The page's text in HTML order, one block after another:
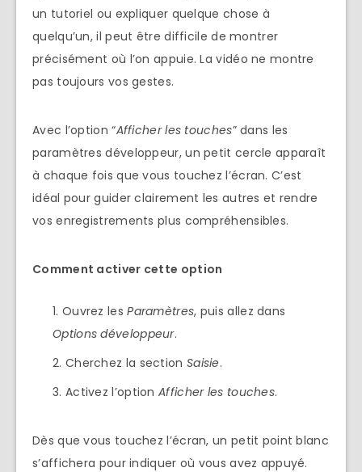
un tutoriel ou expliquer quelque chose à
quelqu’un, il peut être difficile de montrer
précisément où l’on appuie. La vidéo ne montre
pas toujours vos gestes.
Avec l’option “Afficher les touches” dans les
paramètres développeur, un petit cercle apparaît
à chaque fois que vous touchez l’écran. C’est
idéal pour guider clairement les autres et rendre
vos enregistrements plus compréhensibles.
Comment activer cette option
Ouvrez lesParamètres, puis allez dans
Options développeur.
Cherchez la section Saisie.
Activez l’optionAfficher les touches.
Dès que vous touchez l’écran, un petit point blanc
s’affichera pour indiquer où vous avez appuyé.